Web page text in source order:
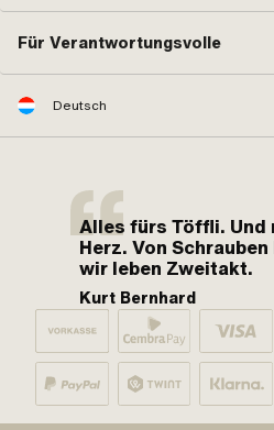
Für Verantwortungsvolle
Deutsch
Alles fürs Töffli. Und
Herz. Von
wir leben Zweitakt.
Kurt Bernhard